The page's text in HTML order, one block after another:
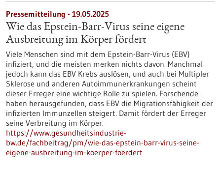
Pressemitteilung - 19.05.2025
Wie das Epstein-Barr-Virus seine eigene
Ausbreitung im Körper fördert
Viele Menschen sind mit dem Epstein-Barr-Virus (EBV)
infiziert, und die meisten merken nichts davon. Manchmal
jedoch kann das EBV Krebs auslösen, und auch bei Multipler
Sklerose und anderen Autoimmunerkrankungen scheint
dieser Erreger eine wichtige Rolle zu spielen. Forschende
haben herausgefunden, dass EBV die Migrationsfähigkeit der
infizierten Immunzellen steigert. Damit fördert der Erreger
seine Verbreitung im Körper.
https://www.gesundheitsindustrie-
bw.de/fachbeitrag/pm/wie-das-epstein-barr-virus-seine-
eigene-ausbreitung-im-koerper-foerdert